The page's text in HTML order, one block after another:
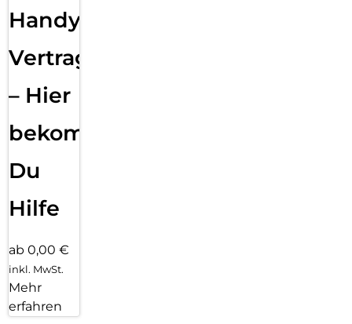
Handy
Vertragsabwicklung
– Hier
bekommst
Du
Hilfe
ab 0,00 €
inkl. MwSt.
Mehr
erfahren